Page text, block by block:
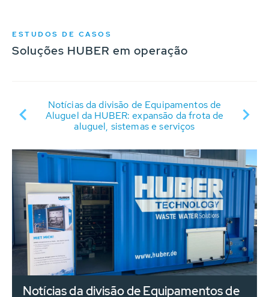
ESTUDOS DE CASOS
Soluções HUBER em operação
Notícias da divisão de Equipamentos de
Aluguel da HUBER: expansão da frota de
aluguel, sistemas e serviços
Notícias da divisão de Equipamentos de